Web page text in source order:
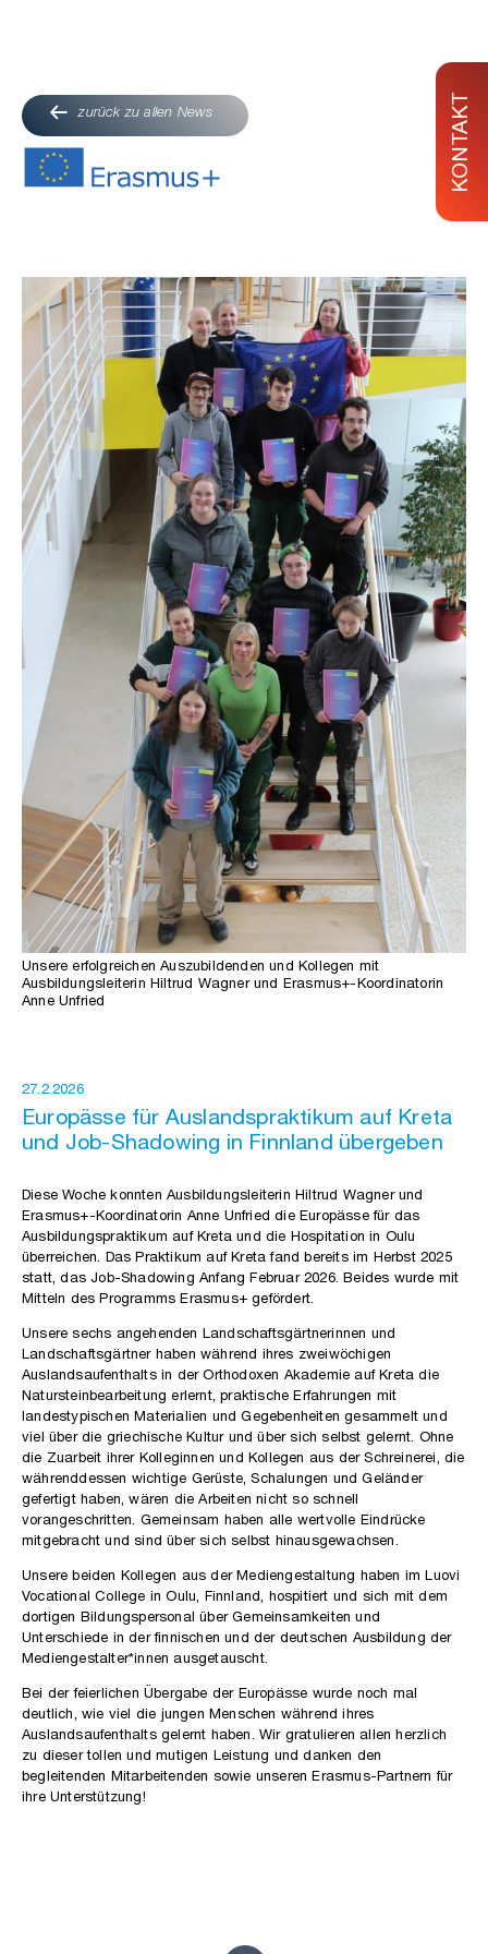
KONTAKT
zurück zu allen News
Unsere erfolgreichen Auszubildenden und Kollegen mit
Ausbildungsleiterin Hiltrud Wagner und Erasmus+-Koordinatorin
Anne Unfried
27.2.2026
Europässe für Auslandspraktikum auf Kreta
und Job-Shadowing in Finnland übergeben
Diese Woche konnten Ausbildungsleiterin Hiltrud Wagner und
Erasmus+-Koordinatorin Anne Unfried die Europässe für das
Ausbildungspraktikum auf Kreta und die Hospitation in Oulu
überreichen. Das Praktikum auf Kreta fand bereits im Herbst 2025
statt, das Job-Shadowing Anfang Februar 2026. Beides wurde mit
Mitteln des Programms Erasmus+ gefördert.
Unsere sechs angehenden Landschaftsgärtnerinnen und
Landschaftsgärtner haben während ihres zweiwöchigen
Auslandsaufenthalts in der Orthodoxen Akademie auf Kreta die
Natursteinbearbeitung erlernt, praktische Erfahrungen mit
landestypischen Materialien und Gegebenheiten gesammelt und
viel über die griechische Kultur und über sich selbst gelernt. Ohne
die Zuarbeit ihrer Kolleginnen und Kollegen aus der Schreinerei, die
währenddessen wichtige Gerüste, Schalungen und Geländer
gefertigt haben, wären die Arbeiten nicht so schnell
vorangeschritten. Gemeinsam haben alle wertvolle Eindrücke
mitgebracht und sind über sich selbst hinausgewachsen.
Unsere beiden Kollegen aus der Mediengestaltung haben im Luovi
Vocational College in Oulu, Finnland, hospitiert und sich mit dem
dortigen Bildungspersonal über Gemeinsamkeiten und
Unterschiede in der finnischen und der deutschen Ausbildung der
Mediengestalter*innen ausgetauscht.
Bei der feierlichen Übergabe der Europässe wurde noch mal
deutlich, wie viel die jungen Menschen während ihres
Auslandsaufenthalts gelernt haben. Wir gratulieren allen herzlich
zu dieser tollen und mutigen Leistung und danken den
begleitenden Mitarbeitenden sowie unseren Erasmus-Partnern für
ihre Unterstützung!